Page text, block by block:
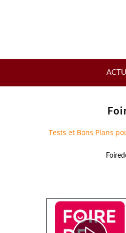
Tests et Bons Plans